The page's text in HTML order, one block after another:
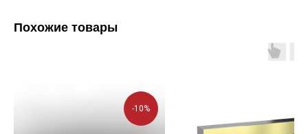
Похожие товары
-10%